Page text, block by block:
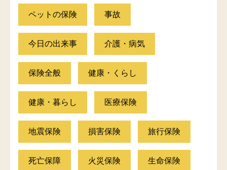
ペットの保険 事故
今日の出来事 介護・病気
保険全般 健康・くらし
健康・暮らし 医療保険
地震保険 損害保険 旅行保険
死亡保障 火災保険 生命保険